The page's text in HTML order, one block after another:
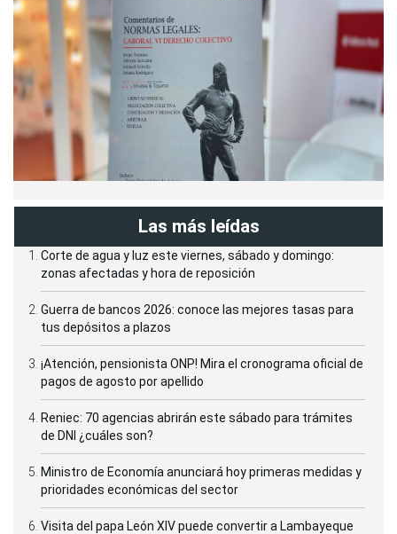
Las más leídas
Corte de agua y luz este viernes, sábado y domingo:
zonas afectadas y hora de reposición
Guerra de bancos 2026: conoce las mejores tasas para
tus depósitos a plazos
¡Atención, pensionista ONP! Mira el cronograma oficial de
pagos de agosto por apellido
Reniec: 70 agencias abrirán este sábado para trámites
de DNI ¿cuáles son?
Ministro de Economía anunciará hoy primeras medidas y
prioridades económicas del sector
Visita del papa León XIV puede convertir a Lambayeque